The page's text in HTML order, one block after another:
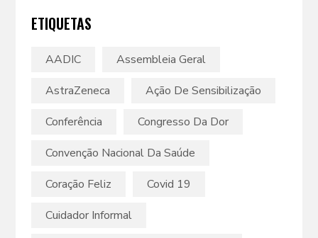
ETIQUETAS
AADIC
Assembleia Geral
AstraZeneca
Ação De Sensibilização
Conferência
Congresso Da Dor
Convenção Nacional Da Saúde
Coração Feliz
Covid 19
Cuidador Informal